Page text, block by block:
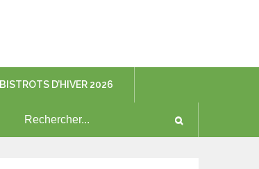
BISTROTS D’HIVER 2026